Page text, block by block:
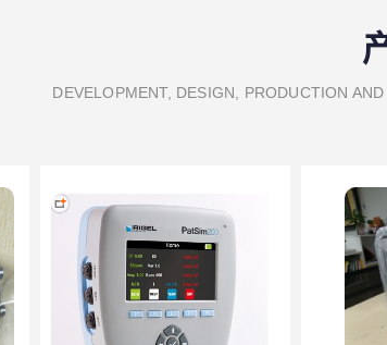
DEVELOPMENT, DESIGN, PRODUCTION